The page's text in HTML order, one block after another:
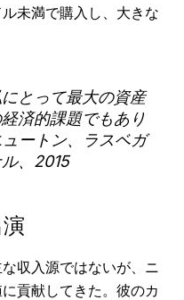
未満で購入し、大きな
とって最大の資産
済的課題でもあり
ートン、ラスベガ
、2015
収入源ではないが、ニ
貢献してきた。彼のカ